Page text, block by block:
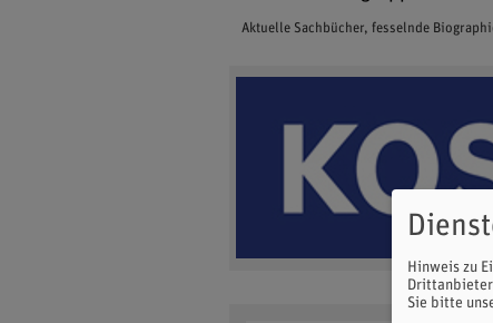
Aktuelle Sachbücher, fesselnde
Hinweis zu
Sie bitte